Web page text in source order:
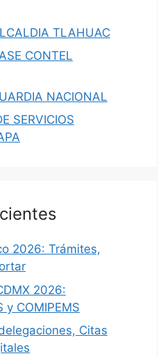
TLAHUAC
CONTEL
NACIONAL
SERVICIOS
2026: Trámites,
2026:
y COMIPEMS
Citas